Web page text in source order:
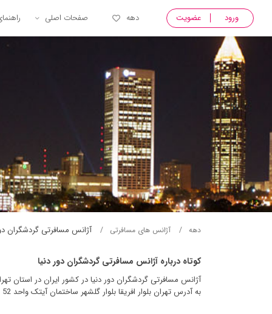
ورود عضویت دهه صفحات اصلی
دهه آژانس های مسافرتی آژانس مسافرتی گردشگران
کوتاه درباره آژانس مسافرتی گردشگران دور دنيا
آژانس مسافرتی گردشگران دور دنيا در کشور ایران در استان
به آدرس تهران بلوار افریقا بلوار گلشهر ساختمان آیتک واحد 52 میباشد